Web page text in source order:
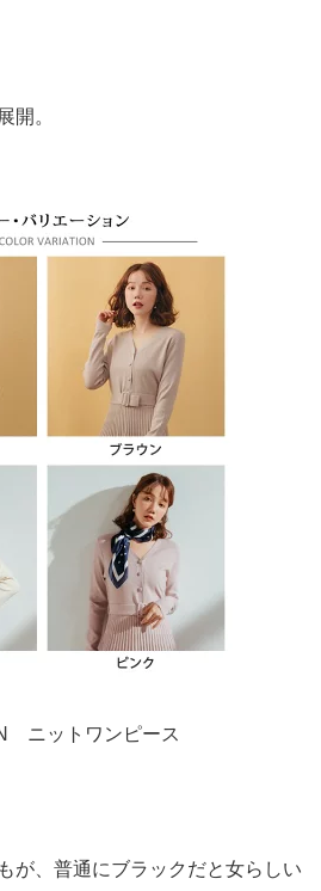
開。
ニットワンピース
が、普通にブラックだと女らしい